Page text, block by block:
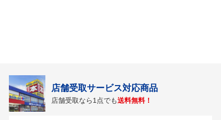
店舗受取サービス対応商品
店舗受取なら1点でも送料無料！